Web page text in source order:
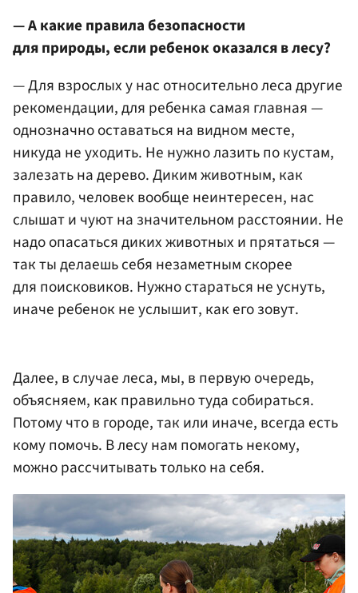
— А какие правила безопасности
для природы, если ребенок оказался в лесу?
— Для взрослых у нас относительно леса другие
рекомендации, для ребенка самая главная —
однозначно оставаться на видном месте,
никуда не уходить. Не нужно лазить по кустам,
залезать на дерево. Диким животным, как
правило, человек вообще неинтересен, нас
слышат и чуют на значительном расстоянии. Не
надо опасаться диких животных и прятаться —
так ты делаешь себя незаметным скорее
для поисковиков. Нужно стараться не уснуть,
иначе ребенок не услышит, как его зовут.
Далее, в случае леса, мы, в первую очередь,
объясняем, как правильно туда собираться.
Потому что в городе, так или иначе, всегда есть
кому помочь. В лесу нам помогать некому,
можно рассчитывать только на себя.